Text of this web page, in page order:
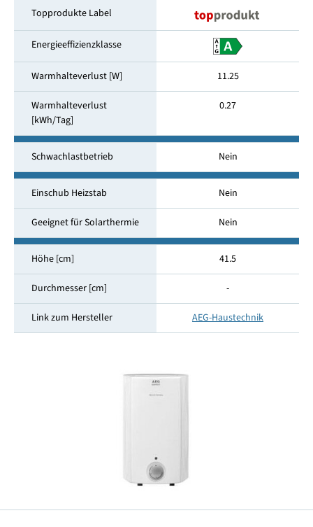
Topprodukte Label
Energieeffizienzklasse
Warmhalteverlust [W] 11.25
Warmhalteverlust
[kWh/Tag]
0.27
Schwachlastbetrieb Nein
Einschub Heizstab Nein
Geeignet für Solarthermie Nein
Höhe [cm] 41.5
Durchmesser [cm] -
Link zum Hersteller AEG-Haustechnik